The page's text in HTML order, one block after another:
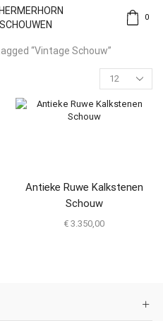
0
“Vintage Schouw”
Antieke Ruwe Kalkstenen
Schouw
€ 3.350,00